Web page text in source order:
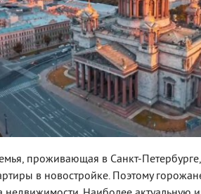
проживающая в Санкт-
в новостройке. Поэтому